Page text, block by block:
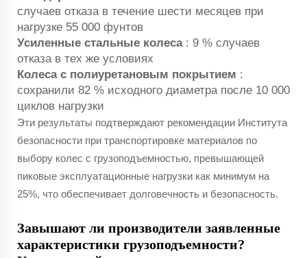
случаев отказа в течение шести месяцев при
нагрузке 55 000 фунтов
Усиленные стальные колеса : 9 % случаев
отказа в тех же условиях
Колеса с полиуретановым покрытием :
сохранили 82 % исходного диаметра после 10 000
циклов нагрузки
Эти результаты подтверждают рекомендации Института
безопасности при транспортировке материалов по
выбору колес с грузоподъемностью, превышающей
пиковые эксплуатационные нагрузки как минимум на
25%, что обеспечивает долговечность и безопасность.
Завышают ли производители заявленные
характеристики грузоподъемности?